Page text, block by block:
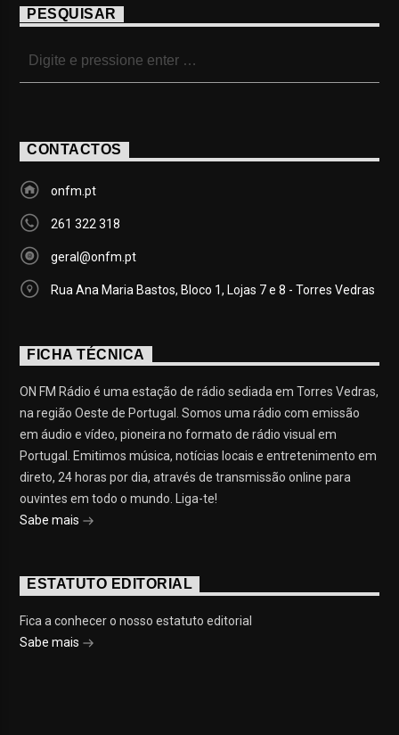
PESQUISAR
CONTACTOS
onfm.pt
261 322 318
geral@onfm.pt
Rua Ana Maria Bastos, Bloco 1, Lojas 7 e 8 - Torres Vedras
FICHA TÉCNICA
ON FM Rádio é uma estação de rádio sediada em Torres Vedras,
na região Oeste de Portugal. Somos uma rádio com emissão
em áudio e vídeo, pioneira no formato de rádio visual em
Portugal. Emitimos música, notícias locais e entretenimento em
direto, 24 horas por dia, através de transmissão online para
ouvintes em todo o mundo. Liga-te!
Sabe mais
ESTATUTO EDITORIAL
Fica a conhecer o nosso estatuto editorial
Sabe mais